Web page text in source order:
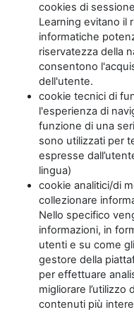
cookies di
Learning evitano il
informatiche
riservatezza della
consentono
dell'utente.
cookie tecnici di
l'esperienza di
funzione di una
sono utilizzati per
espresse
lingua)
cookie analitici/di
collezionare
Nello specifico
informazioni, in
utenti e su come
gestore della
per effettuare
migliorare
contenuti più